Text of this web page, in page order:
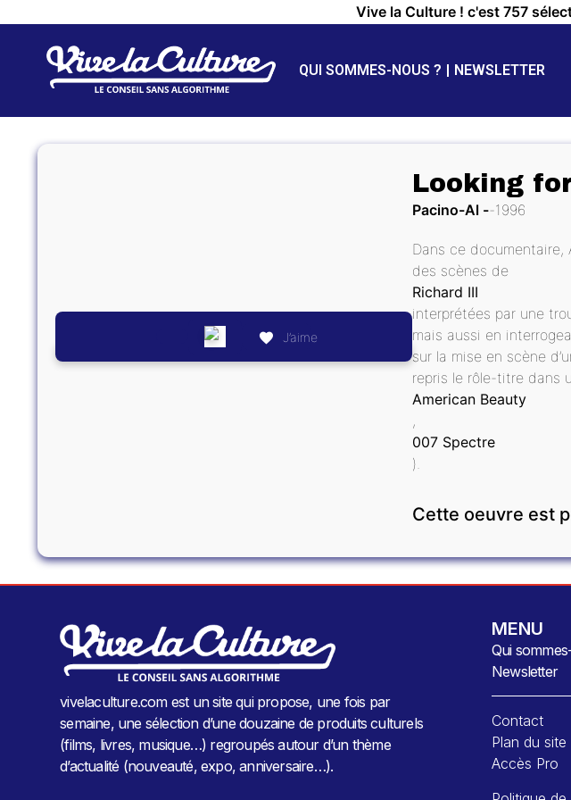
Vive la Culture ! c'est 757
QUI SOMMES-NOUS ? NEWSLETTER
J’aime
Looking
Pacino-Al 1996
Dans ce documentaire,
des scènes de
Richard III
interprétées par une
mais aussi en
sur la mise en scène
repris le rôle-titre dans
American Beauty
,
007 Spectre
).
Cette oeuvre est
vivelaculture.com est un site qui propose, une fois par
semaine, une sélection d’une douzaine de produits culturels
(films, livres, musique…) regroupés autour d’un thème
d’actualité (nouveauté, expo, anniversaire…).
MENU
Qui
Newsletter
Contact
Plan du site
Accès Pro